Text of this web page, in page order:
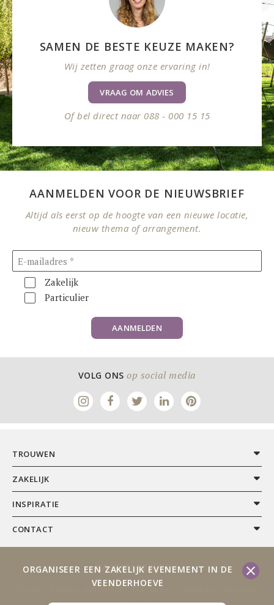
SAMEN DE BESTE KEUZE MAKEN?
Wij zetten graag onze ervaring in!
VRAAG OM ADVIES
Of bel direct naar 088 - 000 15 15
AANMELDEN VOOR DE NIEUWSBRIEF
Altijd als eerst op de hoogte van een nieuwe locatie,
nieuw thema of arrangement.
Zakelijk
Particulier
AANMELDEN
VOLG ONS op social media
ORGANISEER EEN ZAKELIJK EVENEMENT IN DE
VEENDERHOEVE
TROUWEN
ZAKELIJK
INSPIRATIE
CONTACT
KASTEELFEESTEN
Privacy statement Disclaimer